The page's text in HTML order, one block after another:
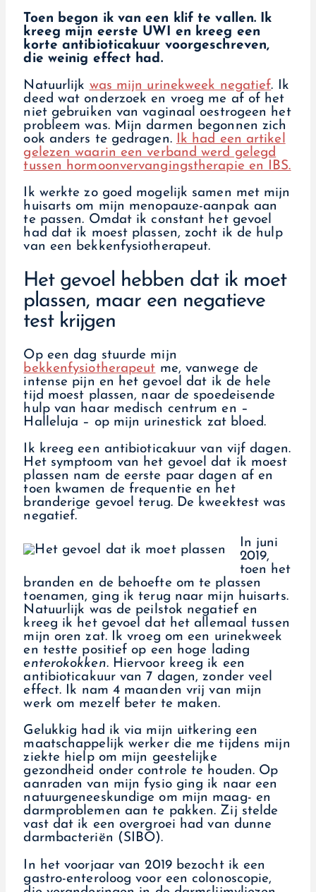
Toen begon ik van een klif te vallen. Ik
kreeg mijn eerste UWI en kreeg een
korte antibioticakuur voorgeschreven,
die weinig effect had.
Natuurlijk was mijn urinekweek negatief. Ik
deed wat onderzoek en vroeg me af of het
niet gebruiken van vaginaal oestrogeen het
probleem was. Mijn darmen begonnen zich
ook anders te gedragen. Ik had een artikel
gelezen waarin een verband werd gelegd
tussen hormoonvervangingstherapie en IBS.
Ik werkte zo goed mogelijk samen met mijn
huisarts om mijn menopauze-aanpak aan
te passen. Omdat ik constant het gevoel
had dat ik moest plassen, zocht ik de hulp
van een bekkenfysiotherapeut.
Het gevoel hebben dat ik moet
plassen, maar een negatieve
test krijgen
Op een dag stuurde mijn
bekkenfysiotherapeut me, vanwege de
intense pijn en het gevoel dat ik de hele
tijd moest plassen, naar de spoedeisende
hulp van haar medisch centrum en –
Halleluja – op mijn urinestick zat bloed.
Ik kreeg een antibioticakuur van vijf dagen.
Het symptoom van het gevoel dat ik moest
plassen nam de eerste paar dagen af en
toen kwamen de frequentie en het
branderige gevoel terug. De kweektest was
negatief.
In juni
2019,
toen het
branden en de behoefte om te plassen
toenamen, ging ik terug naar mijn huisarts.
Natuurlijk was de peilstok negatief en
kreeg ik het gevoel dat het allemaal tussen
mijn oren zat. Ik vroeg om een urinekweek
en testte positief op een hoge lading
enterokokken. Hiervoor kreeg ik een
antibioticakuur van 7 dagen, zonder veel
effect. Ik nam 4 maanden vrij van mijn
werk om mezelf beter te maken.
Gelukkig had ik via mijn uitkering een
maatschappelijk werker die me tijdens mijn
ziekte hielp om mijn geestelijke
gezondheid onder controle te houden. Op
aanraden van mijn fysio ging ik naar een
natuurgeneeskundige om mijn maag- en
darmproblemen aan te pakken. Zij stelde
vast dat ik een overgroei had van dunne
darmbacteriën (SIBO).
In het voorjaar van 2019 bezocht ik een
gastro-enteroloog voor een colonoscopie,